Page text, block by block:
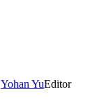
Yohan YuEditor